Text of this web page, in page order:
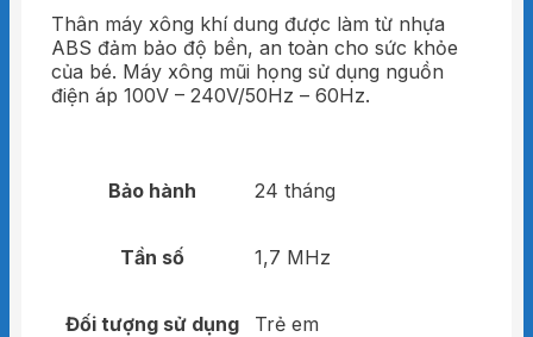
Thân máy xông khí dung được làm từ nhựa
ABS đảm bảo độ bền, an toàn cho sức khỏe
của bé. Máy xông mũi họng sử dụng nguồn
điện áp 100V – 240V/50Hz – 60Hz.
Bảo hành 24 tháng
Tần số 1,7 MHz
Đối tượng sử dụng Trẻ em